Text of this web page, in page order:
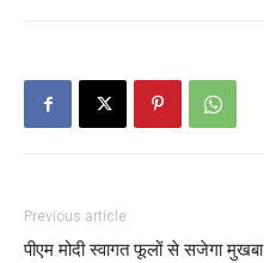
Previous article
पीएम मोदी स्वागत फूलों से सजेगा मुखबा